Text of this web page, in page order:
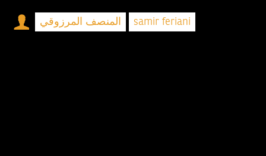
المنصف المرزوقي samir feriani